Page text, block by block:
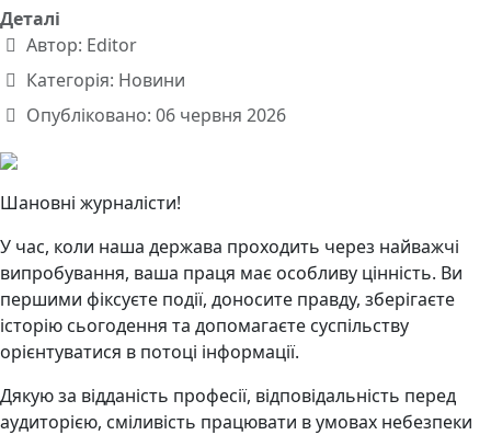
Деталі
Автор: Editor
Категорія: Новини
Опубліковано: 06 червня 2026
Шановні журналісти!
У час, коли наша держава проходить через найважчі
випробування, ваша праця має особливу цінність. Ви
першими фіксуєте події, доносите правду, зберігаєте
історію сьогодення та допомагаєте суспільству
орієнтуватися в потоці інформації.
Дякую за відданість професії, відповідальність перед
аудиторією, сміливість працювати в умовах небезпеки